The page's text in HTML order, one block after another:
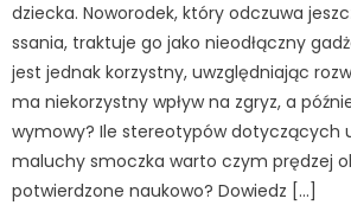
dziecka. Noworodek, który odczuwa
ssania, traktuje go jako nieodłączny
jest jednak korzystny, uwzględniając
ma niekorzystny wpływ na zgryz, a
wymowy? Ile stereotypów dotyczących
maluchy smoczka warto czym prędzej
potwierdzone naukowo? Dowiedz […]